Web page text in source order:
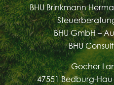
BHU Brinkmann
BHU GmbH –
BHU
Gocher
47551 Bedburg-